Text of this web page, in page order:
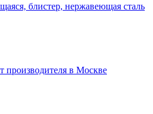
блистер, нержавеющая сталь